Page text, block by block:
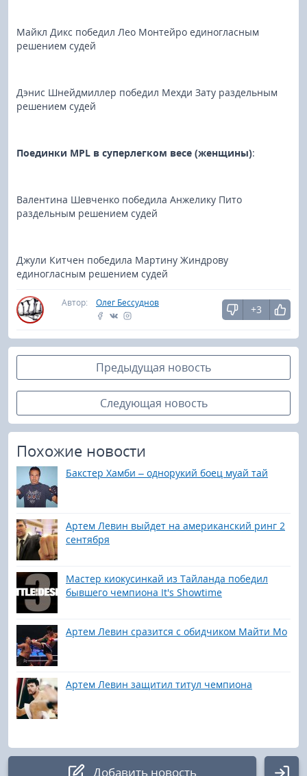
Майкл Дикс победил Лео Монтейро единогласным
решением судей
Дэнис Шнейдмиллер победил Мехди Зату раздельным
решением судей
Поединки MPL в суперлегком весе (женщины):
Валентина Шевченко победила Анжелику Пито
раздельным решением судей
Джули Китчен победила Мартину Жиндрову
единогласным решением судей
Автор: Олег Бессуднов
+3
Предыдущая новость
Следующая новость
Похожие новости
Бакстер Хамби – однорукий боец муай тай
Артем Левин выйдет на американский ринг 2
сентября
Мастер киокусинкай из Тайланда победил
бывшего чемпиона It's Showtime
Артем Левин сразится с обидчиком Майти Мо
Артем Левин защитил титул чемпиона
Добавить новость